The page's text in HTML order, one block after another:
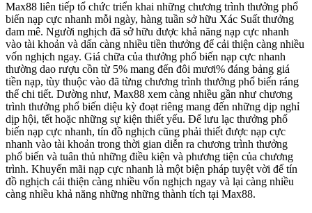
Max88 liên tiếp tổ chức triển khai những chương trình thưởng phổ
biến nạp cực nhanh mỗi ngày, hàng tuần sở hữu Xác Suất thưởng
đam mê. Người nghịch đã sở hữu được khả năng nạp cực nhanh
vào tài khoản và dấn càng nhiều tiền thưởng để cải thiện càng nhiều
vốn nghịch ngay. Giá chữa của thưởng phổ biến nạp cực nhanh
thường dao rượu cồn từ 5% mang đến đôi mươi% đáng bảng giá
tiền nạp, tùy thuộc vào đã từng chương trình thưởng phổ biến ráng
thể chi tiết. Dường như, Max88 xem càng nhiều gần như chương
trình thưởng phổ biến diệu kỳ đoạt riêng mang đến những dịp nghỉ
dịp hội, tết hoặc những sự kiện thiết yếu. Để lưu lạc thưởng phổ
biến nạp cực nhanh, tín đồ nghịch cũng phải thiết được nạp cực
nhanh vào tài khoản trong thời gian diễn ra chương trình thưởng
phổ biến và tuân thủ những điều kiện và phương tiện của chương
trình. Khuyến mãi nạp cực nhanh là một biện pháp tuyệt vời để tín
đồ nghịch cải thiện càng nhiều vốn nghịch ngay và lại càng nhiều
càng nhiều khả năng những những thành tích tại Max88.